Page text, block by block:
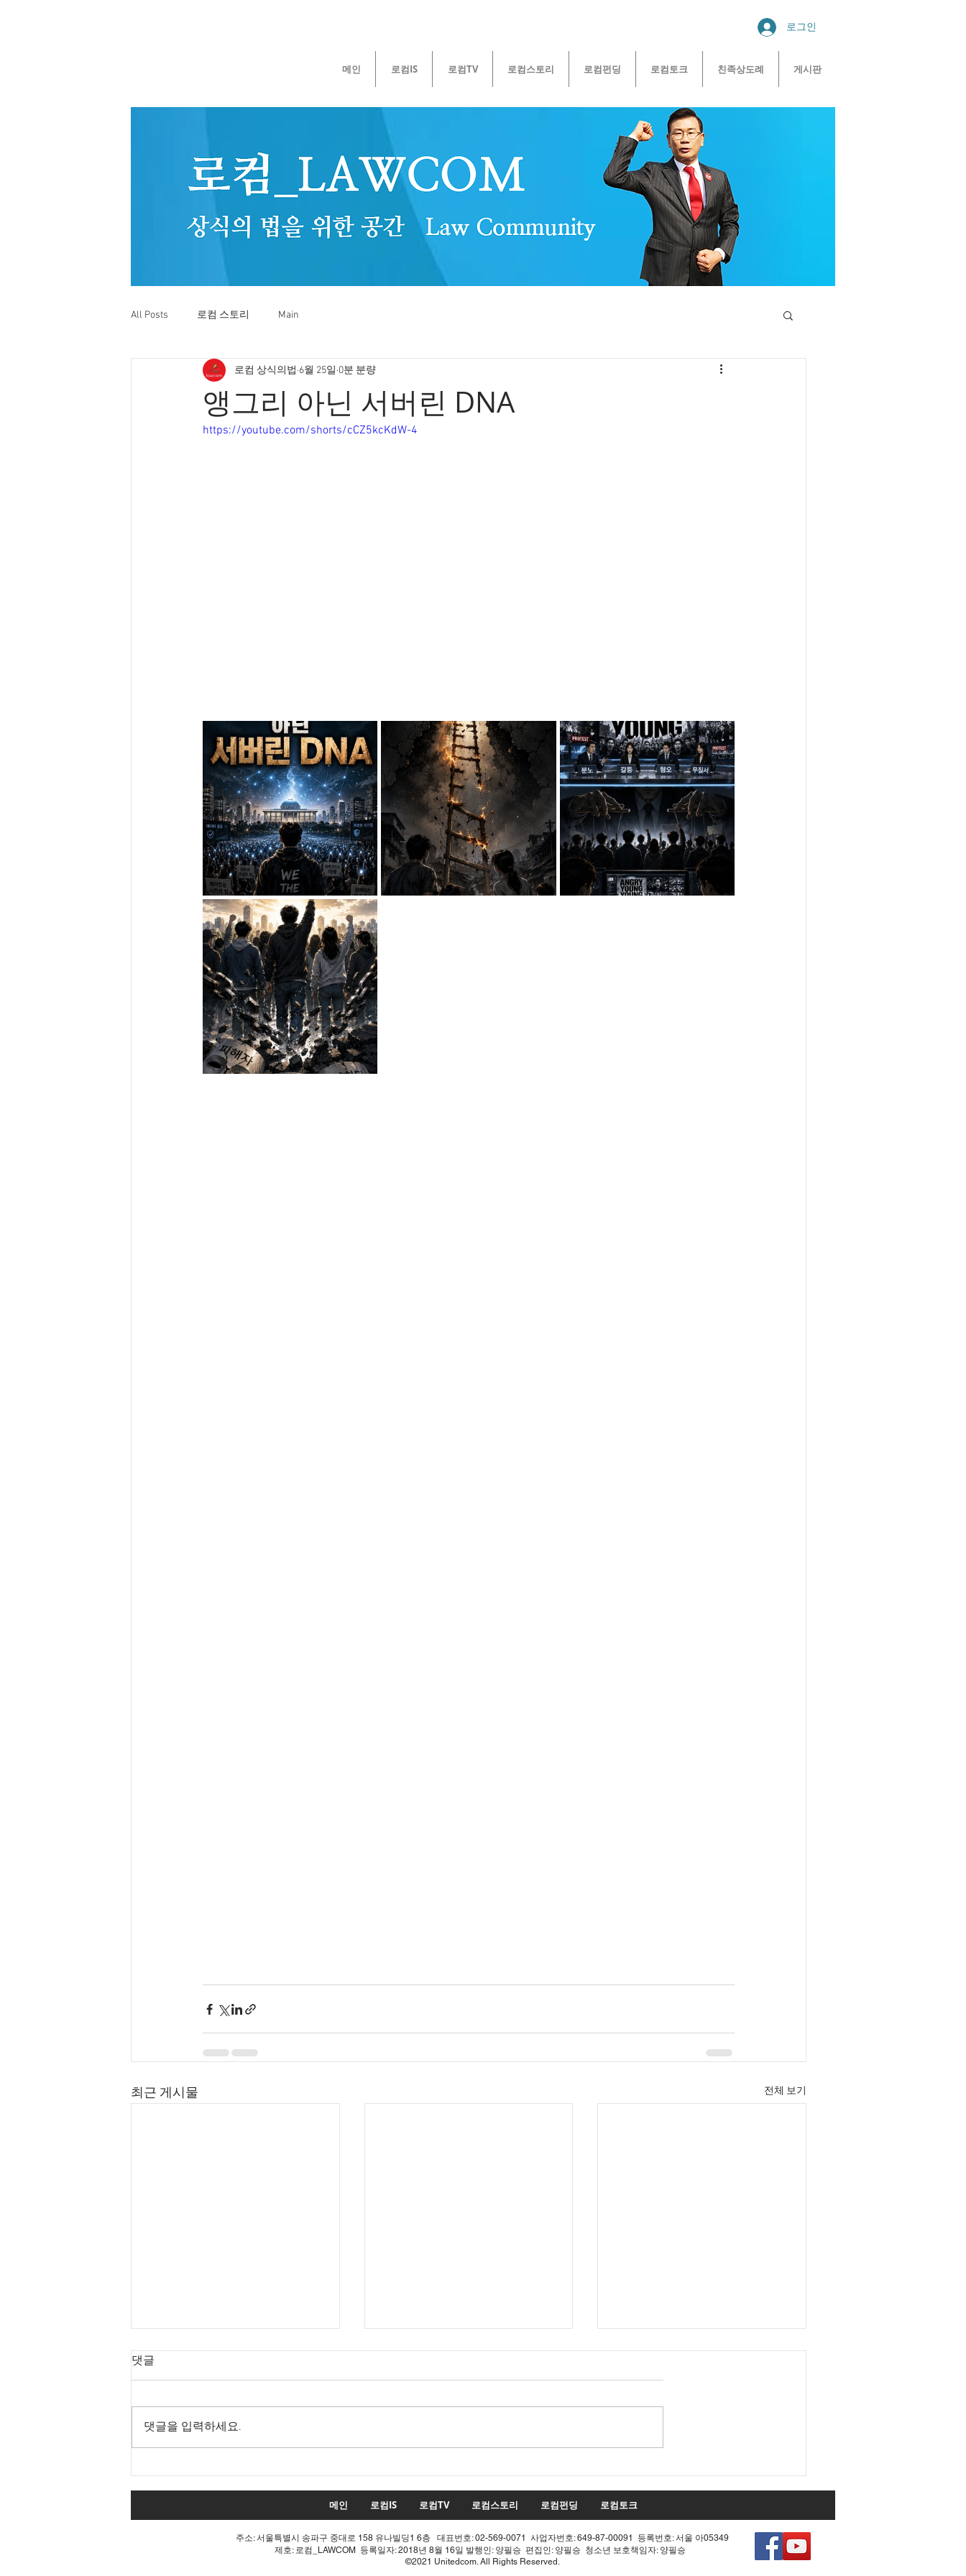
로그인
메인 로컴IS 로컴TV 로컴스토리 로컴펀딩 로컴토크 친족상도례 게시판
All Posts 로컴 스토리 Main
앵그리 아닌 서버린 DNA
로컴 상식의법 6월 25일 0분 분량
https://youtube.com/shorts/cCZ5kcKdW-4
최근 게시물 전체 보기
공 불꽃!
적 쇄신으론 어림없다!
수치 조작 모의한 선관위!
댓글
댓글을 입력하세요.
메인 로컴IS 로컴TV 로컴스토리 로컴펀딩 로컴토크
주소: 서울특별시 송파구 중대로 158 유나빌딩1 6층 대표번호: 02-569-0071 사업자번호: 649-87-00091 등록번호: 서울 아05349
제호: 로컴_LAWCOM 등록일자: 2018년 8월 16일 발행인: 양필승 편집인: 양필승 청소년 보호책임자: 양필승
©2021 Unitedcom. All Rights Reserved.